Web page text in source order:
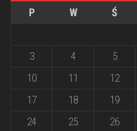
P
W Ś
3
4 5
10
11 12
17
18 19
24
25 26